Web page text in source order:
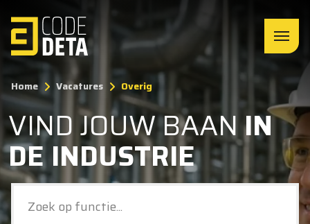
Home Vacatures Overig
VIND JOUW BAANIN
DE INDUSTRIE